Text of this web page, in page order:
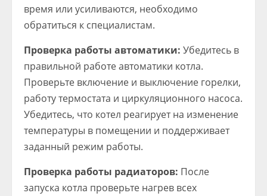
время или усиливаются, необходимо
обратиться к специалистам.
Проверка работы автоматики: Убедитесь в
правильной работе автоматики котла.
Проверьте включение и выключение горелки,
работу термостата и циркуляционного насоса.
Убедитесь, что котел реагирует на изменение
температуры в помещении и поддерживает
заданный режим работы.
Проверка работы радиаторов: После
запуска котла проверьте нагрев всех